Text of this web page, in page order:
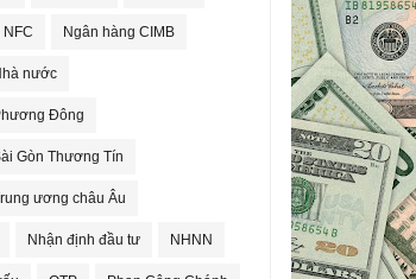
NFC Ngân hàng CIMB
nước
Đông
Gòn Thương Tín
ương châu Âu
Nhận định đầu tư NHNN